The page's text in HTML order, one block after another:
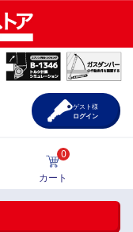
0
カート
ゲスト様
ログイン